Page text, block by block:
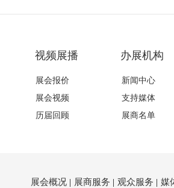
视频展播 办展机构
展会报价
新闻中心
展会视频
支持媒体
历届回顾 展商名单
展会概况 | 展商服务 | 观众服务 | 媒